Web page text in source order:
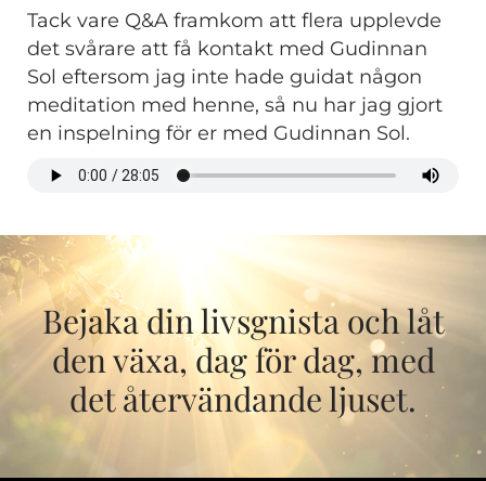
Tack vare Q&A framkom att flera upplevde
det svårare att få kontakt med Gudinnan
Sol eftersom jag inte hade guidat någon
meditation med henne, så nu har jag gjort
en inspelning för er med Gudinnan Sol.
Bejaka din livsgnista och låt
den växa, dag för dag, med
det återvändande ljuset.